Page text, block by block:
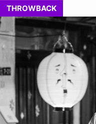
THROWBACK